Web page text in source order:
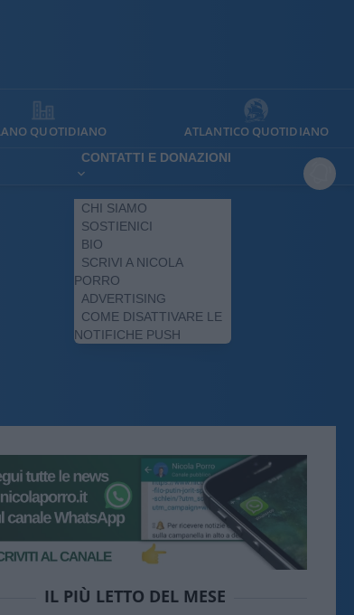
QUOTIDIANO ATLANTICO QUOTIDIANO
CONTATTI E DONAZIONI
CHI SIAMO
SOSTIENICI
BIO
SCRIVI A NICOLA
PORRO
ADVERTISING
COME DISATTIVARE LE
NOTIFICHE PUSH
IL PIÙ LETTO DEL MESE